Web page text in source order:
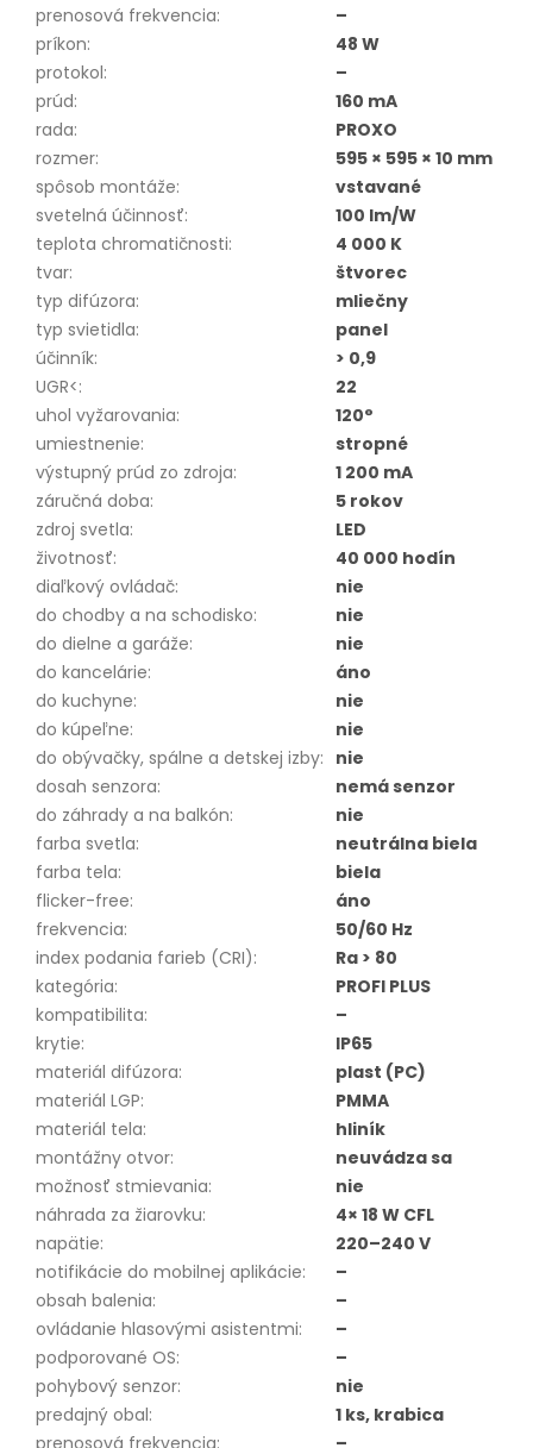
prenosová frekvencia:
–
príkon:
48 W
protokol:
–
prúd:
160 mA
rada:
PROXO
rozmer:
595 × 595 × 10 mm
spôsob montáže:
vstavané
svetelná účinnosť:
100 lm/W
teplota chromatičnosti:
4 000 K
tvar:
štvorec
typ difúzora:
mliečny
typ svietidla:
panel
účinník:
> 0,9
UGR<:
22
uhol vyžarovania:
120°
umiestnenie:
stropné
výstupný prúd zo zdroja:
1 200 mA
záručná doba:
5 rokov
zdroj svetla:
LED
životnosť:
40 000 hodín
diaľkový ovládač:
nie
do chodby a na schodisko:
nie
do dielne a garáže:
nie
do kancelárie:
áno
do kuchyne:
nie
do kúpeľne:
nie
do obývačky, spálne a detskej izby: nie
dosah senzora:
nemá senzor
do záhrady a na balkón:
nie
farba svetla:
neutrálna biela
farba tela:
biela
flicker-free:
áno
frekvencia:
50/60 Hz
index podania farieb (CRI):
Ra > 80
kategória:
PROFI PLUS
kompatibilita:
–
krytie:
IP65
materiál difúzora:
plast (PC)
materiál LGP:
PMMA
materiál tela:
hliník
montážny otvor:
neuvádza sa
možnosť stmievania:
nie
náhrada za žiarovku:
4× 18 W CFL
napätie:
220–240 V
notifikácie do mobilnej aplikácie:
–
obsah balenia:
–
ovládanie hlasovými asistentmi:
–
podporované OS:
–
pohybový senzor:
nie
predajný obal:
1 ks, krabica